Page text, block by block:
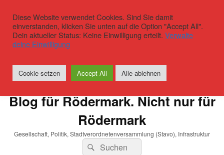
Blog für Rödermark. Nicht nur für
Rödermark
Gesellschaft, Politik, Stadtverordnetenversammlung (Stavo), Infrastruktur
SuchenSuchen
Diese Website verwendet Cookies. Sind Sie damit
einverstanden, klicken Sie unten auf die Option "Accept All".
Dein aktueller Status: Keine Einwilligung erteilt. Verwalte
deine Einwilligung
Cookie setzen Accept All Alle ablehnen